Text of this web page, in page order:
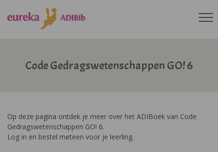
Code Gedragswetenschappen GO! 6
Op deze pagina ontdek je meer over het ADIBoek van Code
Gedragswetenschappen GO! 6.
Log in en bestel meteen voor je leerling.